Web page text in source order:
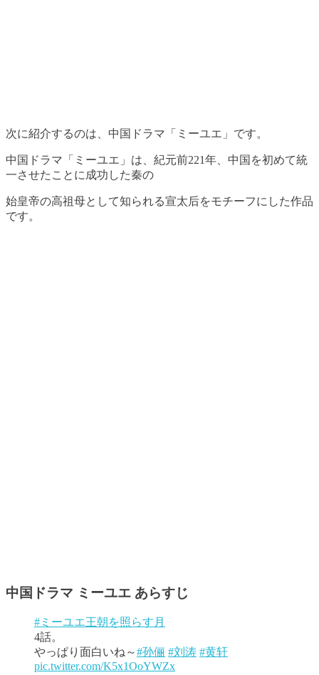
次に紹介するのは、中国ドラマ「ミーユエ」です。
中国ドラマ「ミーユエ」は、紀元前221年、中国を初めて統
一させたことに成功した秦の
始皇帝の高祖母として知られる宣太后をモチーフにした作品
です。
中国ドラマ ミーユエ あらすじ
#ミーユエ王朝を照らす月
4話。
やっぱり面白いね～#孙俪 #刘涛 #黄轩
pic.twitter.com/K5x1OoYWZx